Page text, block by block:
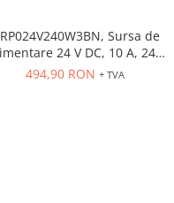
Sursa de
24 V DC, 10 A, 240
W, alimentare trifazata,
494,90 RON + TVA